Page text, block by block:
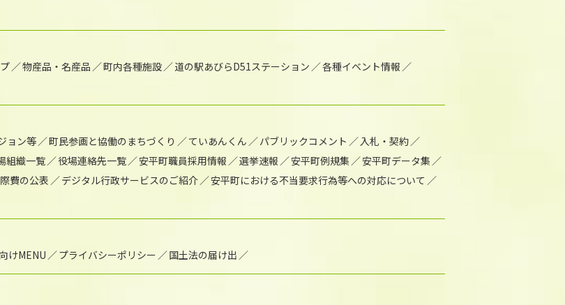
物産品・名産品 町内各種施設 道の駅あびらD51ステーション
各種イベント情報
ョン等 町民参画と協働のまちづくり ていあんくん パブリックコメント
入札・契約
組織一覧 役場連絡先一覧 安平町職員採用情報 選挙速報 安平町例規集
安平町データ集
費の公表 デジタル行政サービスのご紹介
安平町における不当要求行為等への対応について
けMENU プライバシーポリシー 国土法の届け出